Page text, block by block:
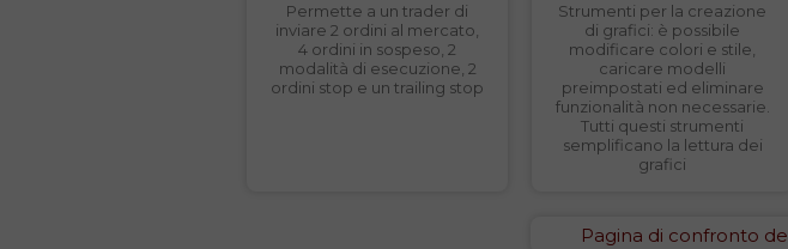
Permette a un trader di
inviare 2 ordini al mercato,
4 ordini in sospeso, 2
modalità di esecuzione, 2
ordini stop e un trailing stop
Strumenti per la creazione
di grafici: è possibile
modificare colori e stile,
caricare modelli
preimpostati ed eliminare
funzionalità non necessarie.
Tutti questi strumenti
semplificano la lettura dei
grafici
Pagina di confronto